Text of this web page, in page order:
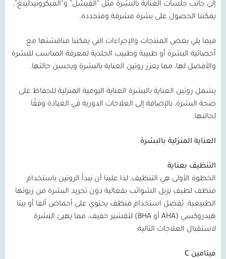
إلى جانب جلسات العناية بالبشرة مثل “الفيشل” و“الميكرونيدلينغ”،
يمكننا الحصول على بشرة مشرقة ومتجددة.
فيما يلي بعض المنتجات والإجراءات التي يمكننا مناقشتها مع
أخصائية البشرة أو طبيبة وطبيب الجلدية لمعرفة المناسب للبشرة
والأفضل لها، مما يعزز روتين العناية بالبشرة ويحسن حالتها.
يشمل روتين العناية بالبشرة العناية اليومية المنزلية للحفاظ على
صحة البشرة، بالإضافة إلى العلاجات الدورية في العيادة وفقًا
لحالتها.
العناية المنزلية بالبشرة
التنظيف بعناية
الخطوة الأولى هي التنظيف، لذا علينا أن نبدأ الروتين باستخدام
منظف لطيف يزيل الشوائب بفعالية دون تجريد البشرة من زيوتها
الطبيعية. يُفضل استخدام منظف يحتوي على أحماض ألفا أو بيتا
هيدروكسي (AHA أو BHA)
لتقشير خفيف، مما يهيئ البشرة
لاستقبال العلاجات التالية:
فيتامين C